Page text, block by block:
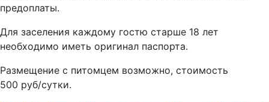
предоплаты.
Для заселения каждому гостю старше 18 лет
необходимо иметь оригинал паспорта.
Размещение с питомцем возможно, стоимость
500 руб/сутки.